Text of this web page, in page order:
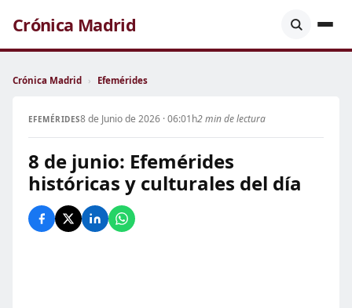
Crónica Madrid
Crónica Madrid › Efemérides
EFEMÉRIDES8 de Junio de 2026 · 06:01h2 min de lectura
8 de junio: Efemérides
históricas y culturales del día